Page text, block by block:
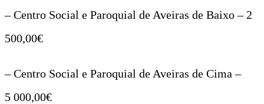
– Centro Social e Paroquial de Aveiras de Baixo – 2
500,00€
– Centro Social e Paroquial de Aveiras de Cima –
5 000,00€